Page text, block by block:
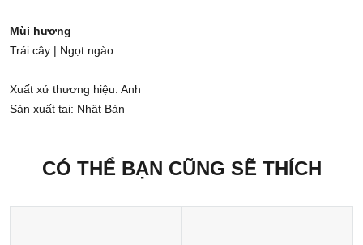
Mùi hương
Trái cây | Ngọt ngào
Xuất xứ thương hiệu: Anh
Sản xuất tại: Nhật Bản
CÓ THỂ BẠN CŨNG SẼ THÍCH